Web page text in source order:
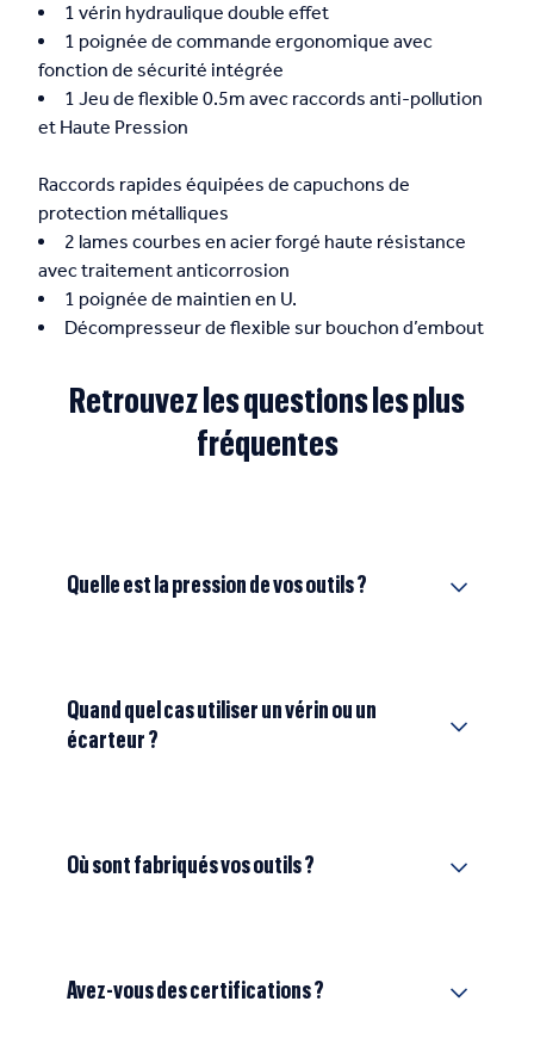
1 vérin hydraulique double effet
1 poignée de commande ergonomique avec
fonction de sécurité intégrée
1 Jeu de flexible 0.5m avec raccords anti-pollution
et Haute Pression
Raccords rapides équipées de capuchons de
protection métalliques
2 lames courbes en acier forgé haute résistance
avec traitement anticorrosion
1 poignée de maintien en U.
Décompresseur de flexible sur bouchon d’embout
Retrouvez les questions les plus
fréquentes
Quelle est la pression de vos outils ?
Quand quel cas utiliser un vérin ou un
écarteur ?
Où sont fabriqués vos outils ?
Avez-vous des certifications ?